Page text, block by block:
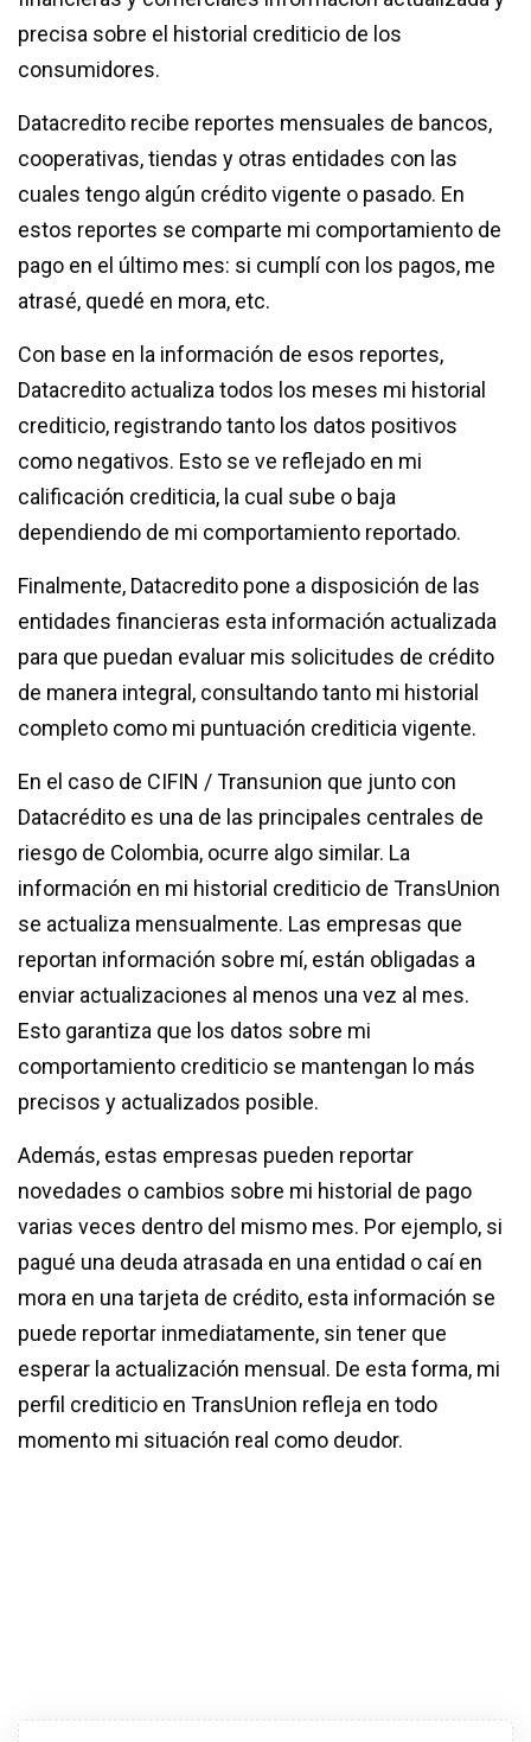
precisa sobre el historial crediticio de los
consumidores.
Datacredito recibe reportes mensuales de bancos,
cooperativas, tiendas y otras entidades con las
cuales tengo algún crédito vigente o pasado. En
estos reportes se comparte mi comportamiento de
pago en el último mes: si cumplí con los pagos, me
atrasé, quedé en mora, etc.
Con base en la información de esos reportes,
Datacredito actualiza todos los meses mi historial
crediticio, registrando tanto los datos positivos
como negativos. Esto se ve reflejado en mi
calificación crediticia, la cual sube o baja
dependiendo de mi comportamiento reportado.
Finalmente, Datacredito pone a disposición de las
entidades financieras esta información actualizada
para que puedan evaluar mis solicitudes de crédito
de manera integral, consultando tanto mi historial
completo como mi puntuación crediticia vigente.
En el caso de CIFIN / Transunion que junto con
Datacrédito es una de las principales centrales de
riesgo de Colombia, ocurre algo similar. La
información en mi historial crediticio de TransUnion
se actualiza mensualmente. Las empresas que
reportan información sobre mí, están obligadas a
enviar actualizaciones al menos una vez al mes.
Esto garantiza que los datos sobre mi
comportamiento crediticio se mantengan lo más
precisos y actualizados posible.
Además, estas empresas pueden reportar
novedades o cambios sobre mi historial de pago
varias veces dentro del mismo mes. Por ejemplo, si
pagué una deuda atrasada en una entidad o caí en
mora en una tarjeta de crédito, esta información se
puede reportar inmediatamente, sin tener que
esperar la actualización mensual. De esta forma, mi
perfil crediticio en TransUnion refleja en todo
momento mi situación real como deudor.